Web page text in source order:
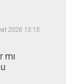
2026 15:15
mı